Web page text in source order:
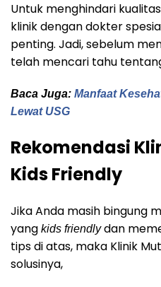
Untuk menghindari
klinik dengan dokter
penting. Jadi, sebelum
telah mencari tahu
Baca Juga: Manfaat
Lewat USG
Rekomendasi
Kids Friendly
Jika Anda masih bingung
yang kids friendlydan
tips di atas, maka Klinik
solusinya,